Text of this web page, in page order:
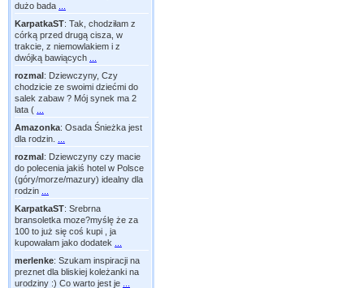
dużo bada
KarpatkaST: Tak, chodziłam z
córką przed drugą cisza, w
trakcie, z niemowlakiem i z
dwójką bawiących
rozmal: Dziewczyny, Czy
chodzicie ze swoimi dziećmi do
salek zabaw ? Mój synek ma 2
lata (
Amazonka: Osada Śnieżka jest
dla rodzin.
rozmal: Dziewczyny czy macie
do polecenia jakiś hotel w Polsce
(góry/morze/mazury) idealny dla
rodzin
KarpatkaST: Srebrna
bransoletka moze?myślę że za
100 to już się coś kupi , ja
kupowałam jako dodatek
merlenke: Szukam inspiracji na
preznet dla bliskiej koleżanki na
urodziny :) Co warto jest je